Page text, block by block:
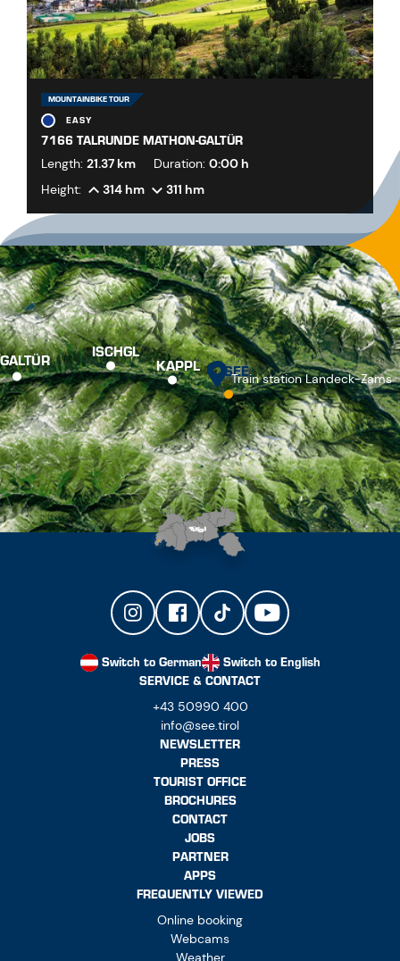
MOUNTAINBIKE TOUR
EASY
7166 TALRUNDE MATHON-GALTÜR
Length: 21.37 km Duration: 0:00 h
Height:
314 hm 311 hm
GALTÜR ISCHGL
KAPPL SEE
Train station Landeck-Zams
Switch to German
Switch to English
SERVICE & CONTACT
+43 50990 400
info@see.tirol
NEWSLETTER
PRESS
TOURIST OFFICE
BROCHURES
CONTACT
JOBS
PARTNER
APPS
FREQUENTLY VIEWED
Online booking
Webcams
Weather